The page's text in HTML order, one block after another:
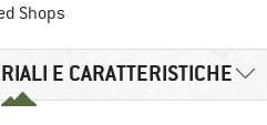
Shops
E CARATTERISTICHE